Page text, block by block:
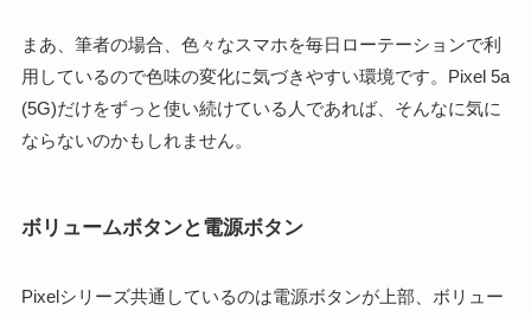
まあ、筆者の場合、色々なスマホを毎日ローテーションで利
用しているので色味の変化に気づきやすい環境です。 Pixel 5a
(5G)だけをずっと使い続けている人であれば、そんなに気に
ならないのかもしれません。
ボリュームボタンと電源ボタン
Pixelシリーズ共通しているのは電源ボタンが上部、ボリュー